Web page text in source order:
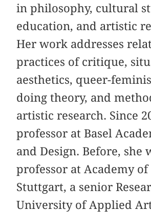
in philosophy, cultural
education, and artistic
Her work addresses
practices of critique,
aesthetics, queer-
doing theory, and
artistic research. Since
professor at Basel
and Design. Before, she
professor at Academy
Stuttgart, a senior
University of Applied